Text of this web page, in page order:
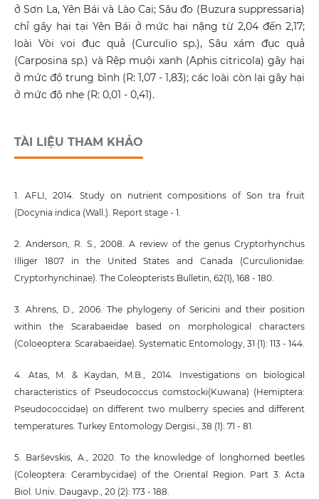
ở Sơn La, Yên Bái và Lào Cai; Sâu đo (Buzura suppressaria)
chỉ gây hại tại Yên Bái ở mức hại nặng từ 2,04 đến 2,17;
loài Vòi voi đục quả (Curculio sp.), Sâu xám đục quả
(Carposina sp.) và Rệp muội xanh (Aphis citricola) gây hại
ở mức độ trung bình (R: 1,07 - 1,83); các loài còn lại gây hại
ở mức độ nhẹ (R: 0,01 - 0,41).
TÀI LIỆU THAM KHẢO
1. AFLI, 2014. Study on nutrient compositions of Son tra fruit
(Docynia indica (Wall.). Report stage - 1.
2. Anderson, R. S., 2008. A review of the genus Cryptorhynchus
Illiger 1807 in the United States and Canada (Curculionidae:
Cryptorhynchinae). The Coleopterists Bulletin, 62(1), 168 - 180.
3. Ahrens, D., 2006. The phylogeny of Sericini and their position
within the Scarabaeidae based on morphological characters
(Coloeoptera: Scarabaeidae). Systematic Entomology, 31 (1): 113 - 144.
4. Atas, M. & Kaydan, M.B., 2014. Investigations on biological
characteristics of Pseudococcus comstocki(Kuwana) (Hemiptera:
Pseudococcidae) on different two mulberry species and different
temperatures. Turkey Entomology Dergisi., 38 (1): 71 - 81.
5. Barševskis, A., 2020. To the knowledge of longhorned beetles
(Coleoptera: Cerambycidae) of the Oriental Region. Part 3. Acta
Biol. Univ. Daugavp., 20 (2): 173 - 188.